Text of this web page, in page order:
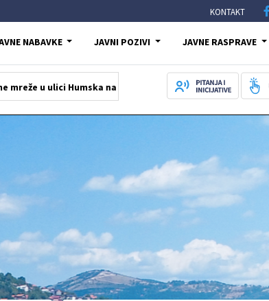
KONTAKT
NABAVKE JAVNI POZIVI JAVNE RASPRAVE
Humska na Pofalićima 03.08.2026 Novi teatar